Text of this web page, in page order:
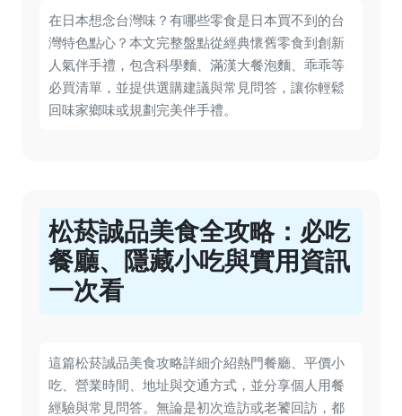
在日本想念台灣味？有哪些零食是日本買不到的台
灣特色點心？本文完整盤點從經典懷舊零食到創新
人氣伴手禮，包含科學麵、滿漢大餐泡麵、乖乖等
必買清單，並提供選購建議與常見問答，讓你輕鬆
回味家鄉味或規劃完美伴手禮。
松菸誠品美食全攻略：必吃
餐廳、隱藏小吃與實用資訊
一次看
這篇松菸誠品美食攻略詳細介紹熱門餐廳、平價小
吃、營業時間、地址與交通方式，並分享個人用餐
經驗與常見問答。無論是初次造訪或老饕回訪，都